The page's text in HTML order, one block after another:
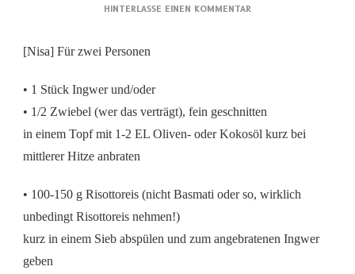
HINTERLASSE EINEN KOMMENTAR
[Nisa] Für zwei Personen
• 1 Stück Ingwer und/oder
• 1/2 Zwiebel (wer das verträgt), fein geschnitten
in einem Topf mit 1-2 EL Oliven- oder Kokosöl kurz bei
mittlerer Hitze anbraten
• 100-150 g Risottoreis (nicht Basmati oder so, wirklich
unbedingt Risottoreis nehmen!)
kurz in einem Sieb abspülen und zum angebratenen Ingwer
geben